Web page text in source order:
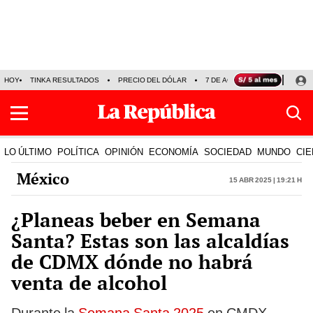
HOY TINKA RESULTADOS PRECIO DEL DÓLAR 7 DE AGOSTO OLLANTA
LO ÚLTIMO POLÍTICA OPINIÓN ECONOMÍA SOCIEDAD MUNDO
México 15 Abr 2025 | 19:21 h
¿Planeas beber en Semana
Santa? Estas son las alcaldías
de CDMX dónde no habrá
venta de alcohol